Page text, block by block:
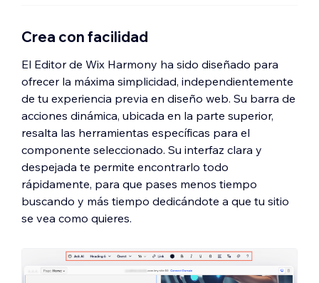
Crea con facilidad
El Editor de Wix Harmony ha sido diseñado para
ofrecer la máxima simplicidad, independientemente
de tu experiencia previa en diseño web. Su barra de
acciones dinámica, ubicada en la parte superior,
resalta las herramientas específicas para el
componente seleccionado. Su interfaz clara y
despejada te permite encontrarlo todo
rápidamente, para que pases menos tiempo
buscando y más tiempo dedicándote a que tu sitio
se vea como quieres.